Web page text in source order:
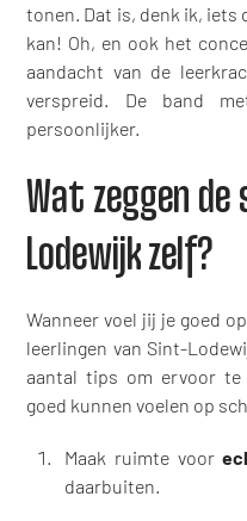
tonen. Dat is, denk ik,
kan! Oh, en ook het
aandacht van de
verspreid. De band
persoonlijker.
Wat zeggen de
Lodewijk zelf?
Wanneer voel jij je goed
leerlingen van Sint-
aantal tips om ervoor te
goed kunnen voelen op
Maak ruimte voor
daarbuiten.